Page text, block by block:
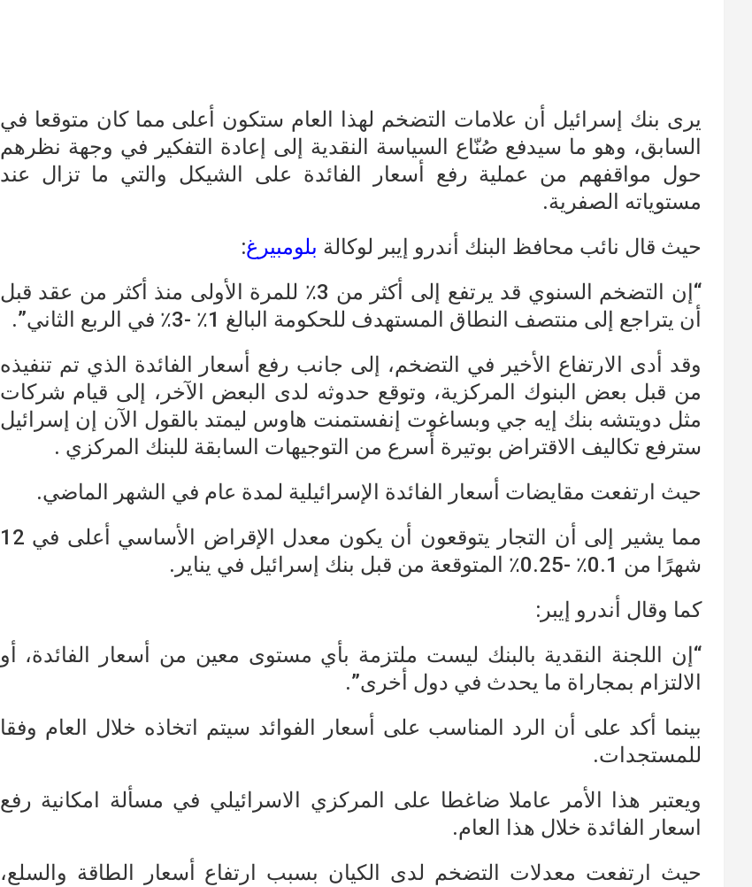
يرى بنك إسرائيل أن علامات التضخم لهذا العام ستكون أعلى مما كان متوقعا في
السابق، وهو ما سيدفع صُنّاع السياسة النقدية إلى إعادة التفكير في وجهة نظرهم
حول مواقفهم من عملية رفع أسعار الفائدة على الشيكل والتي ما تزال عند
مستوياته الصفرية.
حيث قال نائب محافظ البنك أندرو إيبر لوكالة بلومبيرغ:
“إن التضخم السنوي قد يرتفع إلى أكثر من 3٪ للمرة الأولى منذ أكثر من عقد قبل
أن يتراجع إلى منتصف النطاق المستهدف للحكومة البالغ 1٪ -3٪ في الربع الثاني”.
وقد أدى الارتفاع الأخير في التضخم، إلى جانب رفع أسعار الفائدة الذي تم تنفيذه
من قبل بعض البنوك المركزية، وتوقع حدوثه لدى البعض الآخر، إلى قيام شركات
مثل دويتشه بنك إيه جي وبساغوت إنفستمنت هاوس ليمتد بالقول الآن إن إسرائيل
سترفع تكاليف الاقتراض بوتيرة أسرع من التوجيهات السابقة للبنك المركزي .
حيث ارتفعت مقايضات أسعار الفائدة الإسرائيلية لمدة عام في الشهر الماضي.
مما يشير إلى أن التجار يتوقعون أن يكون معدل الإقراض الأساسي أعلى في 12
شهرًا من 0.1٪ -0.25٪ المتوقعة من قبل بنك إسرائيل في يناير.
كما وقال أندرو إيبر:
“إن اللجنة النقدية بالبنك ليست ملتزمة بأي مستوى معين من أسعار الفائدة، أو
الالتزام بمجاراة ما يحدث في دول أخرى”.
بينما أكد على أن الرد المناسب على أسعار الفوائد سيتم اتخاذه خلال العام وفقا
للمستجدات.
ويعتبر هذا الأمر عاملا ضاغطا على المركزي الاسرائيلي في مسألة امكانية رفع
اسعار الفائدة خلال هذا العام.
حيث ارتفعت معدلات التضخم لدى الكيان بسبب ارتفاع أسعار الطاقة والسلع،